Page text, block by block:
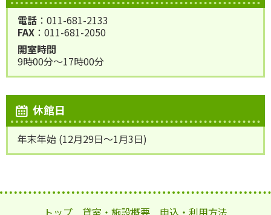
電話 ：011-681-2133
FAX ：011-681-2050
開室時間
9時00分～17時00分
休館日
年末年始 (12月29日～1月3日)
トップ 貸室・施設概要 申込・利用方法